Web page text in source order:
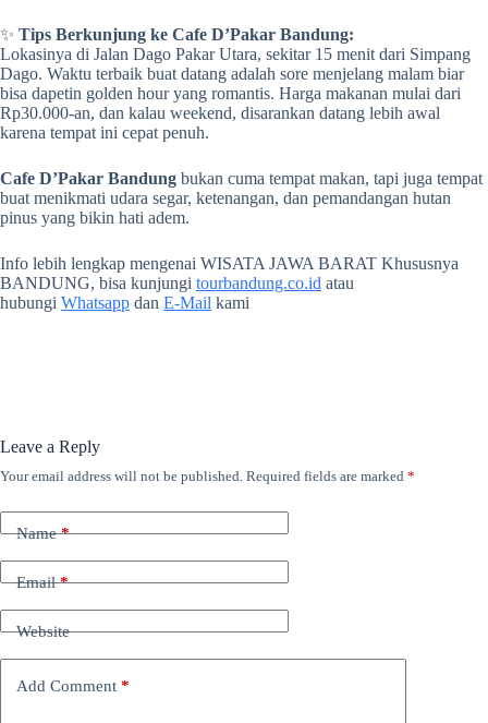
✨ Tips Berkunjung ke Cafe D’Pakar Bandung:
Lokasinya di Jalan Dago Pakar Utara, sekitar 15 menit dari Simpang
Dago. Waktu terbaik buat datang adalah sore menjelang malam biar
bisa dapetin golden hour yang romantis. Harga makanan mulai dari
Rp30.000-an, dan kalau weekend, disarankan datang lebih awal
karena tempat ini cepat penuh.
Cafe D’Pakar Bandung bukan cuma tempat makan, tapi juga tempat
buat menikmati udara segar, ketenangan, dan pemandangan hutan
pinus yang bikin hati adem.
Info lebih lengkap mengenai WISATA JAWA BARAT Khususnya
BANDUNG, bisa kunjungi tourbandung.co.id atau
hubungi Whatsapp dan E-Mail kami
Leave a Reply
Your email address will not be published. Required fields are marked *
Name*
Email*
Website
Add Comment *